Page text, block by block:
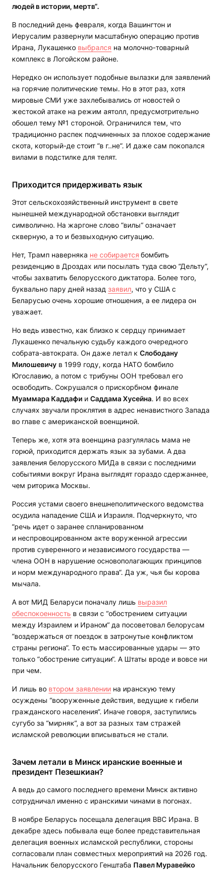
людей в истории, мертв“.
В последний день февраля, когда Вашингтон и
Иерусалим развернули масштабную операцию против
Ирана, Лукашенко выбрался на молочно-товарный
комплекс в Логойском районе.
Нередко он использует подобные вылазки для заявлений
на горячие политические темы. Но в этот раз, хотя
мировые СМИ уже захлебывались от новостей о
жестокой атаке на режим аятолл, предусмотрительно
обошел тему №1 стороной. Ограничился тем, что
традиционно распек подчиненных за плохое содержание
скота, который-де стоит “в г..не“. И даже сам покопался
вилами в подстилке для телят.
Приходится придерживать язык
Этот сельскохозяйственный инструмент в свете
нынешней международной обстановки выглядит
символично. На жаргоне слово “вилы“ означает
скверную, а то и безвыходную ситуацию.
Нет, Трамп наверняка не собирается бомбить
резиденцию в Дроздах или посылать туда свою “Дельту“,
чтобы захватить белорусского диктатора. Более того,
буквально пару дней назад заявил, что у США с
Беларусью очень хорошие отношения, а ее лидера он
уважает.
Но ведь известно, как близко к сердцу принимает
Лукашенко печальную судьбу каждого очередного
собрата-автократа. Он даже летал к Слободану
Милошевичу в 1999 году, когда НАТО бомбило
Югославию, а потом с трибуны ООН требовал его
освободить. Сокрушался о прискорбном финале
Муаммара Каддафи и Саддама Хусейна. И во всех
случаях звучали проклятия в адрес ненавистного Запада
во главе с американской военщиной.
Теперь же, хотя эта военщина разгулялась мама не
горюй, приходится держать язык за зубами. А два
заявления белорусского МИДа в связи с последними
событиями вокруг Ирана выглядят гораздо сдержаннее,
чем риторика Москвы.
Россия устами своего внешнеполитического ведомства
осудила нападение США и Израиля. Подчеркнуто, что
“речь идет о заранее спланированном
и неспровоцированном акте воруженной агрессии
против суверенного и независимого государства —
члена ООН в нарушение основополагающих принципов
и норм международного права“. Да уж, чья бы корова
мычала.
А вот МИД Беларуси поначалу лишь выразил
обеспокоенность в связи с “обострением ситуации
между Израилем и Ираном“ да посоветовал белорусам
“воздержаться от поездок в затронутые конфликтом
страны региона“. То есть массированные удары — это
только “обострение ситуации“. А Штаты вроде и вовсе ни
при чем.
И лишь во втором заявлении на иранскую тему
осуждены “вооруженные действия, ведущие к гибели
гражданского населения“. Иначе говоря, заступились
сугубо за “мирняк“, а вот за разных там стражей
исламской революции вписываться не стали.
Зачем летали в Минск иранские военные и
президент Пезешкиан?
А ведь до самого последнего времени Минск активно
сотрудничал именно с иранскими чинами в погонах.
В ноябре Беларусь посещала делегация ВВС Ирана. В
декабре здесь побывала еще более представительная
делегация военных исламской республики, стороны
согласовали план совместных мероприятий на 2026 год.
Начальник белорусского Генштаба Павел Муравейко